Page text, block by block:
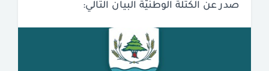
صدر عن الكتلة الوطنيّة البيان التالي: